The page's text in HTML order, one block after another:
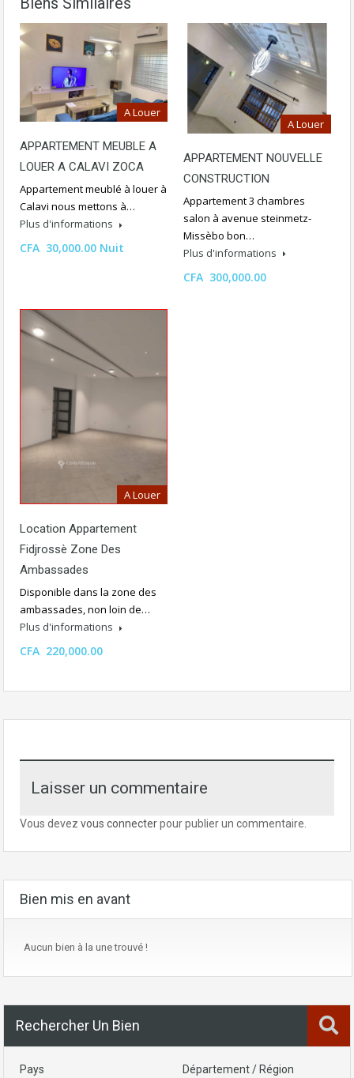
A Louer
APPARTEMENT MEUBLE A
LOUER A CALAVI ZOCA
Appartement meublé à louer à
Calavi nous mettons à…
Plus d'informations
CFA 30,000.00 Nuit
A Louer
APPARTEMENT NOUVELLE
CONSTRUCTION
Appartement 3 chambres
salon à avenue steinmetz-
Missèbo bon…
Plus d'informations
CFA 300,000.00
A Louer
Location Appartement
Fidjrossè Zone Des
Ambassades
Disponible dans la zone des
ambassades, non loin de…
Plus d'informations
CFA 220,000.00
Laisser un commentaire
Vous devez vous connecterpour publier un commentaire.
Bien mis en avant
Aucun bien à la une trouvé !
Rechercher Un Bien
Pays Département / Région